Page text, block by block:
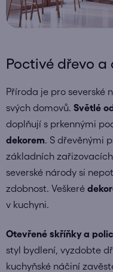
Poctivé dřevo
Příroda je pro severské
svých domovů. Světlé
doplňují s prkennými
dekorem. S dřevěnými
základních
severské národy si
zdobnost. Veškeré
v kuchyni.
Otevřené skříňky a
styl bydlení, vyzdobte
kuchyňské náčiní